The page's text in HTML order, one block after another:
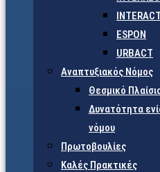
INTERACT
ESPON
URBACT
Αναπτυξιακός Νόμος
Θεσμικό
Δυνατότητα
νόμου
Πρωτοβουλίες
Καλές Πρακτικές